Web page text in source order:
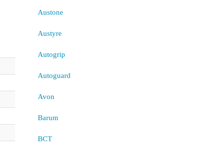
Austone
Austyre
Autogrip
Autoguard
Avon
Barum
BCT